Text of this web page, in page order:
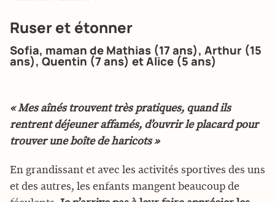
Ruser et étonner
Sofia, maman de Mathias (17 ans), Arthur (15
ans), Quentin (7 ans) et Alice (5 ans)
« Mes aînés trouvent très pratiques, quand ils
rentrent déjeuner affamés, d’ouvrir le placard pour
trouver une boîte de haricots »
En grandissant et avec les activités sportives des uns
et des autres, les enfants mangent beaucoup de